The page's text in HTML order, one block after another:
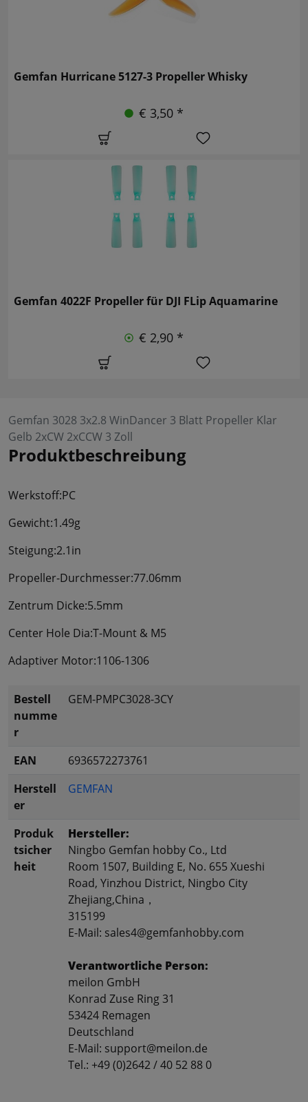
Gemfan Hurricane 5127-3 Propeller Whisky
€ 3,50 *
Gemfan 4022F Propeller für DJI FLip Aquamarine
€ 2,90 *
Gemfan 3028 3x2.8 WinDancer 3 Blatt Propeller Klar
Gelb 2xCW 2xCCW 3 Zoll
Produktbeschreibung
Werkstoff:PC
Gewicht:1.49g
Steigung:2.1in
Propeller-Durchmesser:77.06mm
Zentrum Dicke:5.5mm
Center Hole Dia:T-Mount & M5
Adaptiver Motor:1106-1306
Bestell
numme
r
GEM-PMPC3028-3CY
EAN
6936572273761
Herstell
er
GEMFAN
Produk
tsicher
heit
Hersteller:
Ningbo Gemfan hobby Co., Ltd
Room 1507, Building E, No. 655 Xueshi
Road, Yinzhou District, Ningbo City
Zhejiang,China，
315199
E-Mail: sales4@gemfanhobby.com
Verantwortliche Person:
meilon GmbH
Konrad Zuse Ring 31
53424 Remagen
Deutschland
E-Mail: support@meilon.de
Tel.: +49 (0)2642 / 40 52 88 0